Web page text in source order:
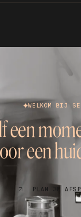
WELKOM BIJ
een
een
PLAN JE